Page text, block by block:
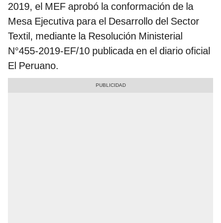
2019, el MEF aprobó la conformación de la
Mesa Ejecutiva para el Desarrollo del Sector
Textil, mediante la Resolución Ministerial
N°455-2019-EF/10 publicada en el diario oficial
El Peruano.